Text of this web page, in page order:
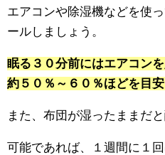
エアコンや除湿機などを使
ールしましょう。
眠る３０分前にはエアコン
約５０％～６０％ほどを目
また、布団が湿ったままだ
可能であれば、１週間に１